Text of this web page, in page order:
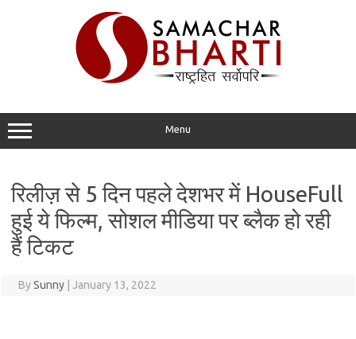
Menu
रिलीज़ से 5 दिन पहले देशभर में HouseFull
हुई ये फिल्म, सोशल मीडिया पर ब्लैक हो रही
हैं टिकट
BySunny January 13, 2022